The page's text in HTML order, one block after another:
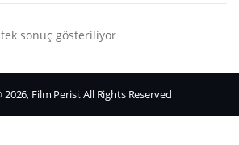
tek sonuç gösteriliyor
Film Perisi. All Rights Reserved